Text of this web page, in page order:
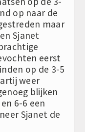
op naar de
maar
Sjanet
eerst
op de 3-5
weer
blijken
6-6 een
Sjanet de